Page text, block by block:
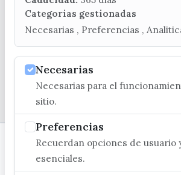
C/ Poniente, 2. CP 29740 -
Categorias gestionadas
Necesarias , Preferencias ,
Necesarias
Necesarias para el
sitio.
Preferencias
Recuerdan opciones de usuario
esenciales.